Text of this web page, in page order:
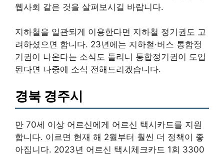
웹사회 같은 것을 살펴보시길 바랍니다.
지하철을 일관되게 이용한다면 지하철 정기권도 고
려하셨으면 합니다. 23년에는 지하철·버스 통합정
기권이 나온다는 소식도 들리니 통합정기권이 도입
된다면 나중에 소식 전해드리겠습니다.
경북 경주시
만 70세 이상 어르신에게 어르신 택시카드를 지원
합니다. 이르면 현재 해 2월부터 훨씬 더 정책이 좋
아집니다. 2023년 어르신 택시체크카드 1회 3300